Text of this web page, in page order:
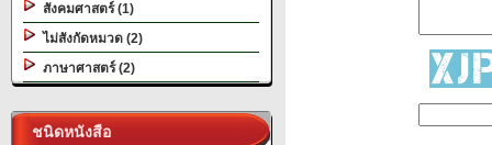
สังคมศาสตร์ (1)
ไม่สังกัดหมวด (2)
ภาษาศาสตร์ (2)
ชนิดหนังสือ